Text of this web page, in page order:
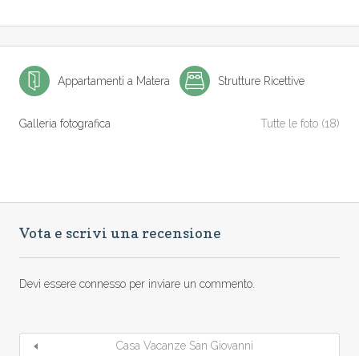
Appartamenti a Matera Strutture Ricettive
Galleria fotografica Tutte le foto (18)
Vota e scrivi una recensione
Devi essere connesso per inviare un commento.
Casa Vacanze San Giovanni